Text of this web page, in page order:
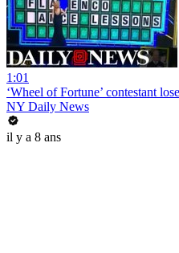
1:01
‘Wheel of Fortune’ contestant
NY Daily News
il y a 8 ans